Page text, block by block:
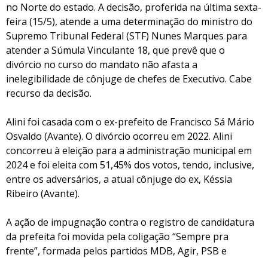
no Norte do estado. A decisão, proferida na última sexta-
feira (15/5), atende a uma determinação do ministro do
Supremo Tribunal Federal (STF) Nunes Marques para
atender a Súmula Vinculante 18, que prevê que o
divórcio no curso do mandato não afasta a
inelegibilidade de cônjuge de chefes de Executivo. Cabe
recurso da decisão.
Alini foi casada com o ex-prefeito de Francisco Sá Mário
Osvaldo (Avante). O divórcio ocorreu em 2022. Alini
concorreu à eleição para a administração municipal em
2024 e foi eleita com 51,45% dos votos, tendo, inclusive,
entre os adversários, a atual cônjuge do ex, Késsia
Ribeiro (Avante).
A ação de impugnação contra o registro de candidatura
da prefeita foi movida pela coligação “Sempre pra
frente”, formada pelos partidos MDB, Agir, PSB e